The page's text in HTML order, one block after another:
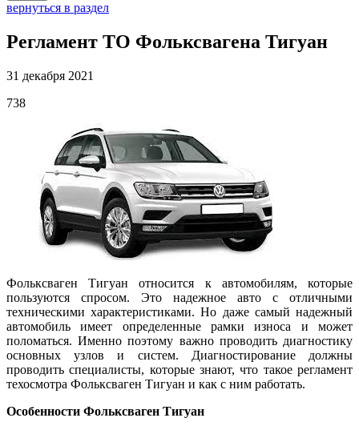
вернуться в раздел
Регламент ТО Фольксвагена Тигуан
31 декабря 2021
738
Фольксваген Тигуан относится к автомобилям, которые
пользуются спросом. Это надежное авто с отличными
техническими характеристиками. Но даже самый надежный
автомобиль имеет определенные рамки износа и может
поломаться. Именно поэтому важно проводить диагностику
основных узлов и систем. Диагностирование должны
проводить специалисты, которые знают, что такое регламент
техосмотра Фольксваген Тигуан и как с ним работать.
Особенности Фольксваген Тигуан